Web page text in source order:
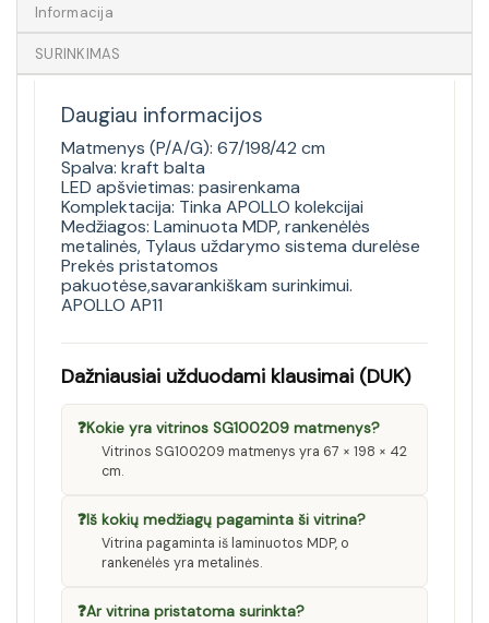
Informacija
SURINKIMAS
Daugiau informacijos
Matmenys (P/A/G): 67/198/42 cm
Spalva: kraft balta
LED apšvietimas: pasirenkama
Komplektacija: Tinka APOLLO kolekcijai
Medžiagos: Laminuota MDP, rankenėlės
metalinės, Tylaus uždarymo sistema durelėse
Prekės pristatomos
pakuotėse,savarankiškam surinkimui.
APOLLO AP11
Dažniausiai užduodami klausimai (DUK)
❓Kokie yra vitrinos SG100209 matmenys?
Vitrinos SG100209 matmenys yra 67 × 198 × 42
cm.
❓Iš kokių medžiagų pagaminta ši vitrina?
Vitrina pagaminta iš laminuotos MDP, o
rankenėlės yra metalinės.
❓Ar vitrina pristatoma surinkta?